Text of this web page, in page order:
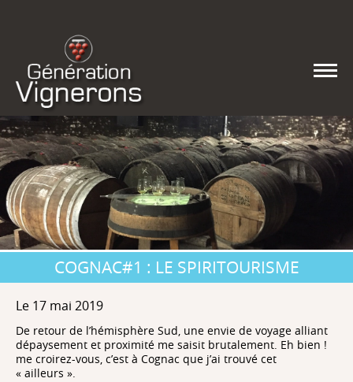
COGNAC#1 : LE SPIRITOURISME
Le 17 mai 2019
De retour de l’hémisphère Sud, une envie de voyage alliant
dépaysement et proximité me saisit brutalement. Eh bien !
me croirez-vous, c’est à Cognac que j’ai trouvé cet
« ailleurs ».